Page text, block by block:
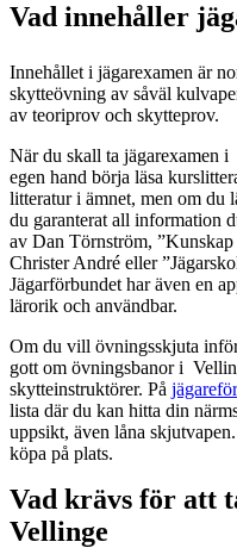
Vad innehåller
Innehållet i jägarexamen är
skytteövning av såväl
av teoriprov och skytteprov.
När du skall ta jägarexamen i
egen hand börja läsa
litteratur i ämnet, men om du
du garanterat all information
av Dan Törnström,
Christer André eller
Jägarförbundet har även en
lärorik och användbar.
Om du vill övningsskjuta
gott om övningsbanor i
skytteinstruktörer. På
lista där du kan hitta din
uppsikt, även låna
köpa på plats.
Vad krävs för att
Vellinge